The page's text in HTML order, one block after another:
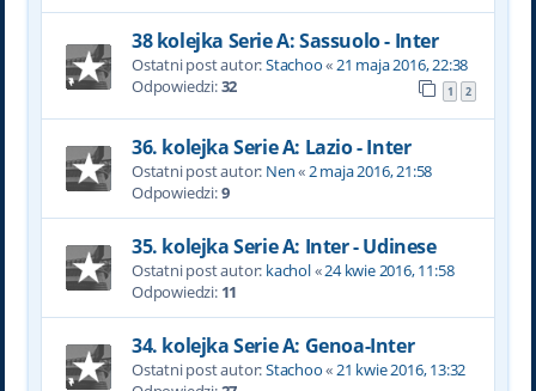
38 kolejka Serie A: Sassuolo - Inter
Ostatni post autor:Stachoo«21 maja 2016, 22:38
Odpowiedzi:32 1 2
36. kolejka Serie A: Lazio - Inter
Ostatni post autor: Nen«2 maja 2016, 21:58
Odpowiedzi:9
35. kolejka Serie A: Inter - Udinese
Ostatni post autor: kachol«24 kwie 2016, 11:58
Odpowiedzi: 11
34. kolejka Serie A: Genoa-Inter
Ostatni post autor:Stachoo«21 kwie 2016, 13:32